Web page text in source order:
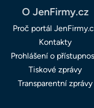
O JenFirmy.cz
Proč portál
Kontakty
Prohlášení o
Tiskové zprávy
Transparentní zprávy